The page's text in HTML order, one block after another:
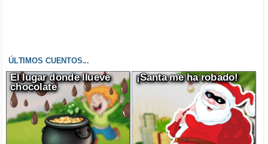
ÚLTIMOS CUENTOS...
El lugar donde llueve
chocolate
¡Santa me ha robado!